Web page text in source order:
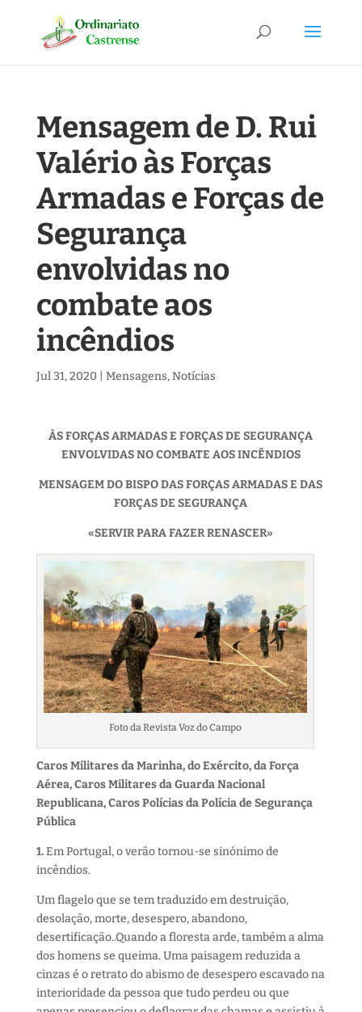
Mensagem de D. Rui
Valério às Forças
Armadas e Forças de
Segurança
envolvidas no
combate aos
incêndios
Jul 31, 2020 Mensagens,Notícias
ÀS FORÇAS ARMADAS E FORÇAS DE SEGURANÇA
ENVOLVIDAS NO COMBATE AOS INCÊNDIOS
MENSAGEM DO BISPO DAS FORÇAS ARMADAS E DAS
FORÇAS DE SEGURANÇA
«SERVIR PARA FAZER RENASCER»
Foto da Revista Voz do Campo
Caros Militares da Marinha, do Exército, da Força
Aérea,Caros Militares da Guarda Nacional
Republicana,Caros Polícias da Polícia de Segurança
Pública
1.Em Portugal, o verão tornou-se sinónimo de
incêndios.
Um flagelo que se tem traduzido em destruição,
desolação, morte, desespero, abandono,
desertificação..Quando a floresta arde, também a alma
dos homens se queima. Uma paisagem reduzida a
cinzas é o retrato do abismo de desespero escavado na
interioridade da pessoa que tudo perdeu ou que